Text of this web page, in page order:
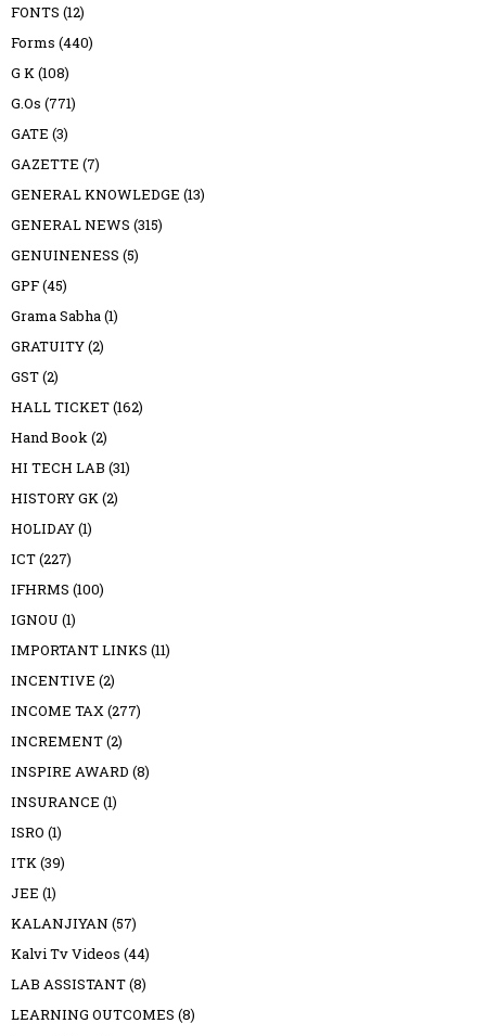
FONTS (12)
Forms (440)
G K(108)
G.Os (771)
GATE (3)
GAZETTE (7)
GENERAL KNOWLEDGE (13)
GENERAL NEWS (315)
GENUINENESS (5)
GPF(45)
Grama Sabha(1)
GRATUITY(2)
GST(2)
HALL TICKET(162)
Hand Book(2)
HI TECH LAB (31)
HISTORY GK(2)
HOLIDAY(1)
ICT(227)
IFHRMS (100)
IGNOU (1)
IMPORTANT LINKS (11)
INCENTIVE (2)
INCOME TAX(277)
INCREMENT(2)
INSPIRE AWARD (8)
INSURANCE (1)
ISRO (1)
ITK(39)
JEE (1)
KALANJIYAN (57)
Kalvi Tv Videos (44)
LAB ASSISTANT(8)
LEARNING OUTCOMES (8)